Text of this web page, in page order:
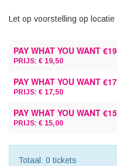
Let op voorstelling op
PAY WHAT YOU WANT
PRIJS: € 19,50
PAY WHAT YOU WANT
PRIJS: € 17,50
PAY WHAT YOU WANT
PRIJS: € 15,00
Totaal: 0 tickets